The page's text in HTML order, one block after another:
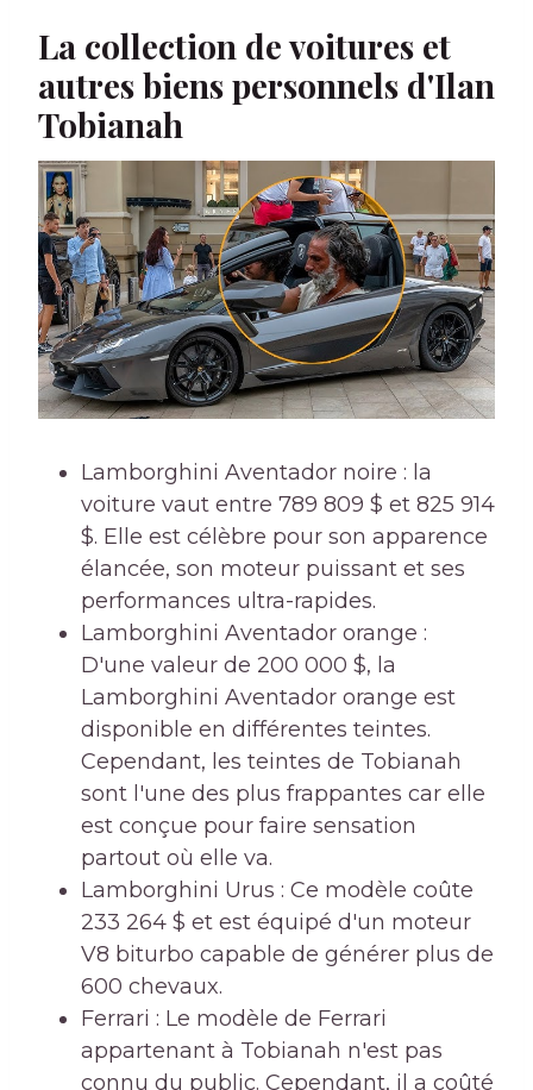
La collection de voitures et
autres biens personnels d'Ilan
Tobianah
Lamborghini Aventador noire : la
voiture vaut entre 789 809 $ et 825 914
$. Elle est célèbre pour son apparence
élancée, son moteur puissant et ses
performances ultra-rapides.
Lamborghini Aventador orange :
D'une valeur de 200 000 $, la
Lamborghini Aventador orange est
disponible en différentes teintes.
Cependant, les teintes de Tobianah
sont l'une des plus frappantes car elle
est conçue pour faire sensation
partout où elle va.
Lamborghini Urus : Ce modèle coûte
233 264 $ et est équipé d'un moteur
V8 biturbo capable de générer plus de
600 chevaux.
Ferrari : Le modèle de Ferrari
appartenant à Tobianah n'est pas
connu du public. Cependant, il a coûté